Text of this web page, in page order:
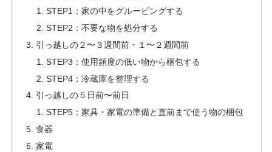
STEP1：家の中をグルーピングする
STEP2：不要な物を処分する
引っ越しの２〜３週間前・１〜２週間前
STEP3：使用頻度の低い物から梱包する
STEP4：冷蔵庫を整理する
引っ越しの５日前〜前日
STEP5：家具・家電の準備と直前まで使う物の梱包
食器
家電